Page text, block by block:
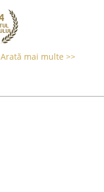
Arată mai multe >>